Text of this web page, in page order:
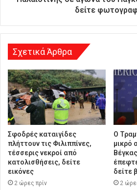
σ
δείτε
Σχετικά Άρθρα
Σφοδρές καταιγίδες
πλήττουν τις Φιλιππίνες,
τέσσερις νεκροί από
κατολισθήσεις, δείτε
εικόνες
2 ώρες πρίν
Ο
μικρό
δείτε
2